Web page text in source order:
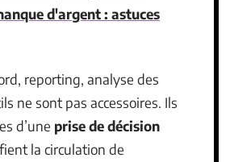
d'argent : astuces
reporting, analyse des
ne sont pas accessoires. Ils
d’une prise de décision
la circulation de